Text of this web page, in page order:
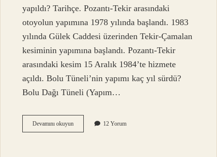
yapıldı? Tarihçe. Pozantı-Tekir arasındaki
otoyolun yapımına 1978 yılında başlandı. 1983
yılında Gülek Caddesi üzerinden Tekir-Çamalan
kesiminin yapımına başlandı. Pozantı-Tekir
arasındaki kesim 15 Aralık 1984’te hizmete
açıldı. Bolu Tüneli’nin yapımı kaç yıl sürdü?
Bolu Dağı Tüneli (Yapım…
Devamını okuyunAnkara
İStanbul
12 Yorum